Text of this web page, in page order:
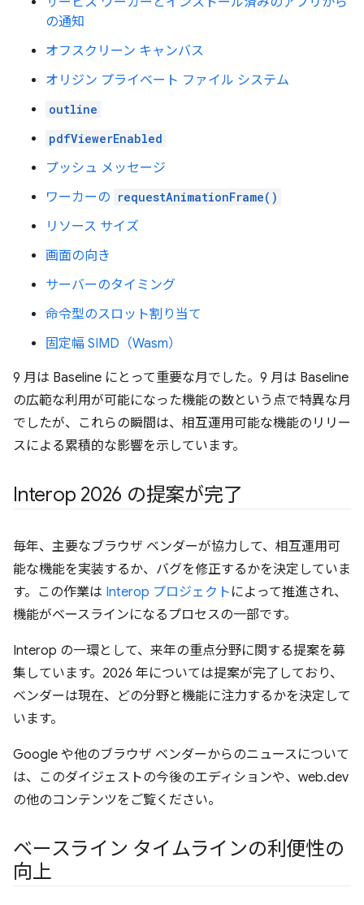
の通知
オフスクリーン キャンバス
オリジン プライベート ファイル システム
outline
pdfViewerEnabled
プッシュ メッセージ
ワーカーの requestAnimationFrame()
リソース サイズ
画面の向き
サーバーのタイミング
命令型のスロット割り当て
固定幅 SIMD（Wasm）
9 月は Baseline にとって重要な月でした。9 月は Baseline
の広範な利用が可能になった機能の数という点で特異な月
でしたが、これらの瞬間は、相互運用可能な機能のリリー
スによる累積的な影響を示しています。
Interop 2026 の提案が完了
毎年、主要なブラウザ ベンダーが協力して、相互運用可
能な機能を実装するか、バグを修正するかを決定していま
す。この作業は Interop プロジェクト によって推進され、
機能がベースラインになるプロセスの一部です。
Interop の一環として、来年の重点分野に関する提案を募
集しています。2026 年については提案が完了しており、
ベンダーは現在、どの分野と機能に注力するかを決定して
います。
Google や他のブラウザ ベンダーからのニュースについて
は、このダイジェストの今後のエディションや、web.dev
の他のコンテンツをご覧ください。
ベースライン タイムラインの利便性の
向上